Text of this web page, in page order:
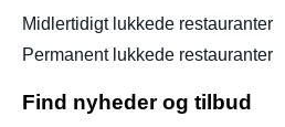
Midlertidigt lukkede restauranter
Permanent lukkede restauranter
Find nyheder og tilbud